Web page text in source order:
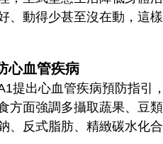
、動得少甚至沒在動，這
心血管疾病
1提出心血管疾病預防指引
方面強調多攝取蔬果、豆
、反式脂肪、精緻碳水化合